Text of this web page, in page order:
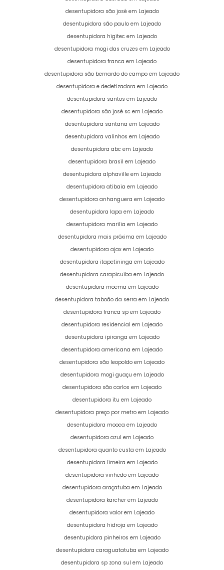
desentupidora são josé em Lajeado
desentupidora são paulo em Lajeado
desentupidora higitec em Lajeado
desentupidora mogi das cruzes em Lajeado
desentupidora franca em Lajeado
desentupidora são bernardo do campo em Lajeado
desentupidora e dedetizadora em Lajeado
desentupidora santos em Lajeado
desentupidora são josé sc em Lajeado
desentupidora santana em Lajeado
desentupidora valinhos em Lajeado
desentupidora abc em Lajeado
desentupidora brasil em Lajeado
desentupidora alphaville em Lajeado
desentupidora atibaia em Lajeado
desentupidora anhanguera em Lajeado
desentupidora lapa em Lajeado
desentupidora marilia em Lajeado
desentupidora mais próxima em Lajeado
desentupidora ajax em Lajeado
desentupidora itapetininga em Lajeado
desentupidora carapicuiba em Lajeado
desentupidora moema em Lajeado
desentupidora taboão da serra em Lajeado
desentupidora franca sp em Lajeado
desentupidora residencial em Lajeado
desentupidora ipiranga em Lajeado
desentupidora americana em Lajeado
desentupidora são leopoldo em Lajeado
desentupidora mogi guaçu em Lajeado
desentupidora são carlos em Lajeado
desentupidora itu em Lajeado
desentupidora preço por metro em Lajeado
desentupidora mooca em Lajeado
desentupidora azul em Lajeado
desentupidora quanto custa em Lajeado
desentupidora limeira em Lajeado
desentupidora vinhedo em Lajeado
desentupidora araçatuba em Lajeado
desentupidora karcher em Lajeado
desentupidora valor em Lajeado
desentupidora hidroja em Lajeado
desentupidora pinheiros em Lajeado
desentupidora caraguatatuba em Lajeado
desentupidora sp zona sul em Lajeado